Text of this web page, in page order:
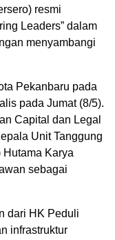
resmi
Leaders” dalam
menyambangi
Pekanbaru pada
pada Jumat (8/5).
Capital dan Legal
Unit Tanggung
Karya
sebagai
dari HK Peduli
infrastruktur